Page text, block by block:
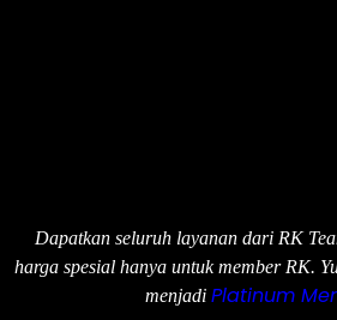
Dapatkan seluruh layanan dari RK
harga spesial hanya untuk member RK.
menjadi Platinum